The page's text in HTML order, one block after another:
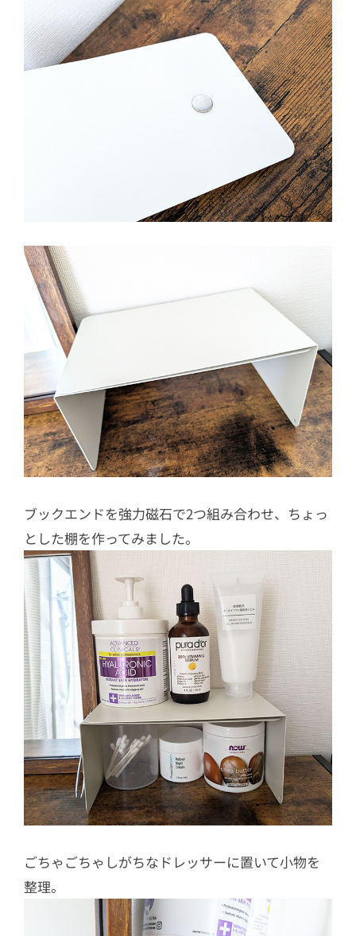
ブックエンドを強力磁石で2つ組み合わせ、ちょっ
とした棚を作ってみました。
ごちゃごちゃしがちなドレッサーに置いて小物を
整理。